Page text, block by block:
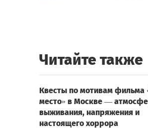
Читайте также
Квесты по мотивам фильма
место» в Москве —
выживания, напряжения и
настоящего хоррора